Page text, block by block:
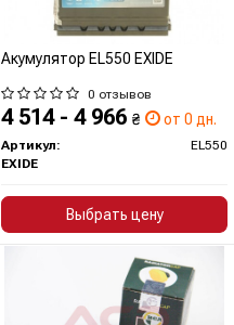
Акумулятор EL550 EXIDE
0 отзывов
4 514 - 4 966 ₴ от 0 дн.
Артикул:
EL550
EXIDE
Выбрать цену